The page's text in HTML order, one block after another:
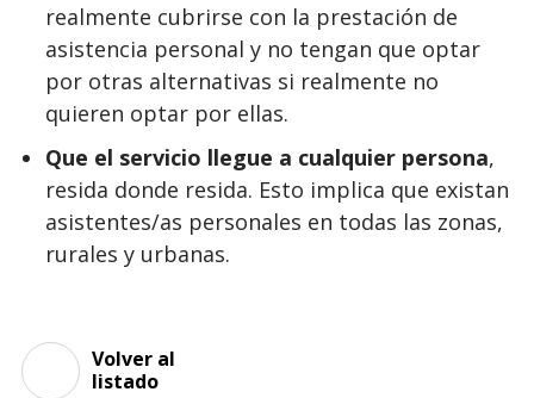
realmente cubrirse con la prestación de
asistencia personal y no tengan que optar
por otras alternativas si realmente no
quieren optar por ellas.
Que el servicio llegue a cualquier persona,
resida donde resida. Esto implica que existan
asistentes/as personales en todas las zonas,
rurales y urbanas.
Volver al
listado